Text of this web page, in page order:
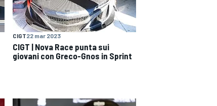
CIGT22 mar 2023
CIGT | Nova Race punta sui
giovani con Greco-Gnos in Sprint